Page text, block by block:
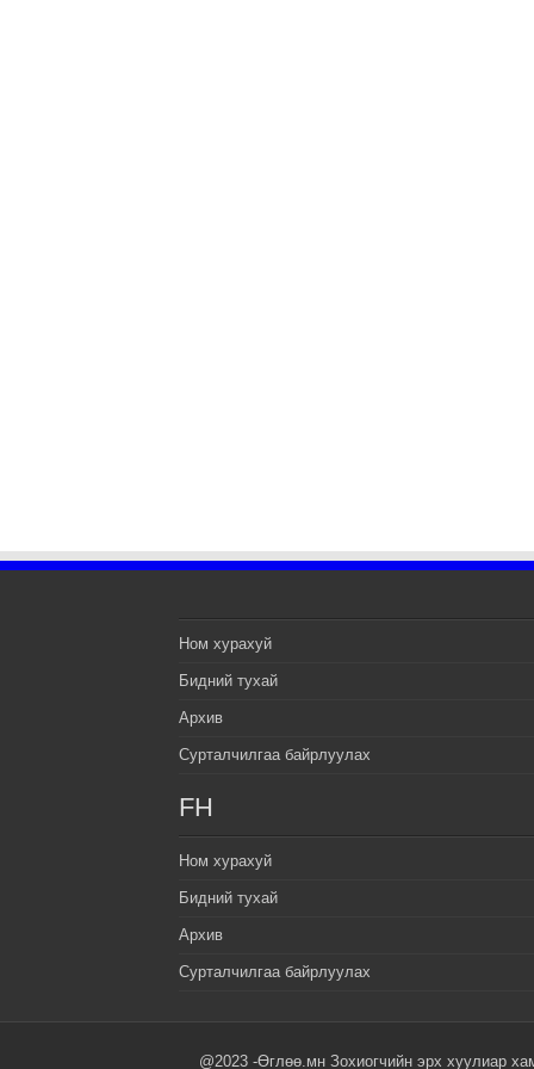
Ном хурахуй
Бидний тухай
Архив
Сурталчилгаа байрлуулах
FH
Ном хурахуй
Бидний тухай
Архив
Сурталчилгаа байрлуулах
@2023 -Өглөө.мн Зохиогчийн эрх хуулиар